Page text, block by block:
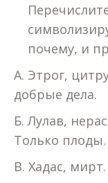
почему, и
А. Этрог,
добрые дела.
Б. Лулав,
Только
В. Хадас,